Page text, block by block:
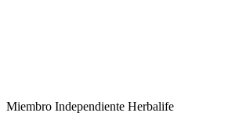
Miembro Independiente Herbalife